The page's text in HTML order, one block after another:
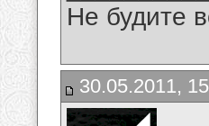
Не будите
30.05.2011,